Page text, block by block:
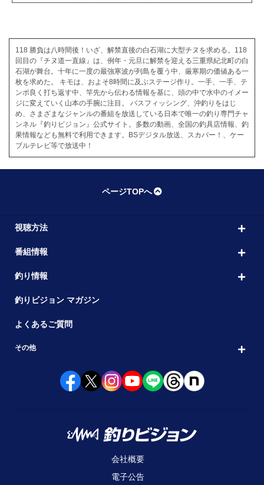
118 勝負は八時間後！いざ、解禁直後の白石湖に大型チヌを求める。118
回目の『チヌ道一直線』は、例年・元旦に解禁を迎える三重県紀北町の白
石湖が舞台。十年に一度の最強寒波が列島を覆う中、厳寒期の価値ある一
枚を求めた。 キモは、およそ8時間に及ぶステージ作り。一手、一手、テ
ンポ良く打ち返す中、竿先から伝わる情報を基に、頭の中で水中のイメー
ジに変えていく山本の手腕に注目。 バスフィッシング、沖釣りをはじ
め、さまざまなジャンルの番組を放送している日本で唯一の釣り専門チャ
ンネル『釣りビジョン』公式サイト。多数の動画、全国の釣具店情報、釣
果情報なども無料で利用できます。BSデジタル放送、スカパー！、ケー
ブルテレビ等で放送中！
ページTOPへ
視聴方法
番組情報
釣り情報
釣りビジョン マガジン
よくあるご質問
その他
会社概要
電子公告